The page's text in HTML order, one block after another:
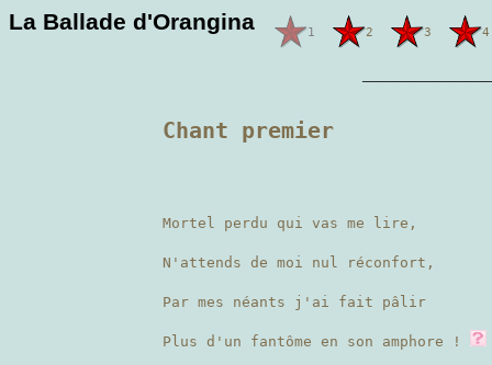
La Ballade d'Orangina 1 2 3 4
Chant premier
Mortel perdu qui vas me lire,
N'attends de moi nul réconfort,
Par mes néants j'ai fait pâlir
Plus d'un fantôme en son amphore !